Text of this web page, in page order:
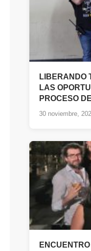
LIBERANDO
LAS
PROCESO
30 noviembre,